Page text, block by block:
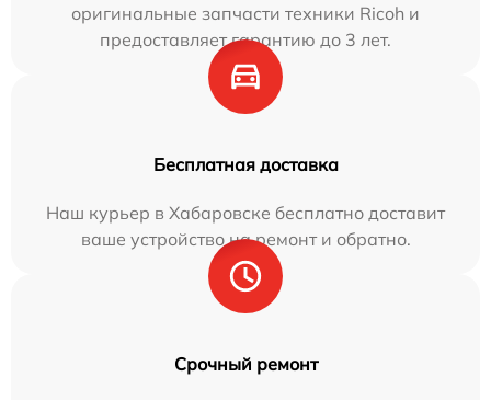
оригинальные запчасти техники Ricoh и
предоставляет гарантию до 3 лет.
Бесплатная доставка
Наш курьер в Хабаровске бесплатно доставит
ваше устройство на ремонт и обратно.
Срочный ремонт